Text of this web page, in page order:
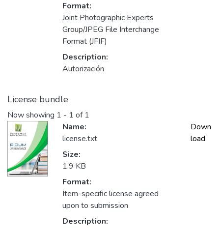
Format:
Joint Photographic Experts
Group/JPEG File Interchange
Format (JFIF)
Description:
Autorización
License bundle
Now showing 1 - 1 of 1
Name:
license.txt
Size:
1.9 KB
Format:
Item-specific license agreed
upon to submission
Description:
Down
load